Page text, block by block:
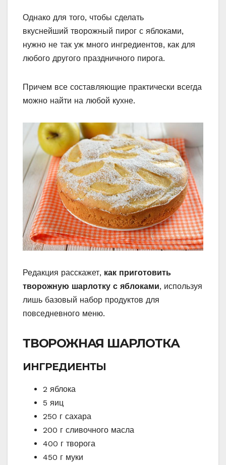
Однако для того, чтобы сделать
вкуснейший творожный пирог с яблоками,
нужно не так уж много ингредиентов, как для
любого другого праздничного пирога.
Причем все составляющие практически всегда
можно найти на любой кухне.
Редакция расскажет, как приготовить
творожную шарлотку с яблоками, используя
лишь базовый набор продуктов для
повседневного меню.
ТВОРОЖНАЯ ШАРЛОТКА
ИНГРЕДИЕНТЫ
2 яблока
5 яиц
250 г сахара
200 г сливочного масла
400 г творога
450 г муки